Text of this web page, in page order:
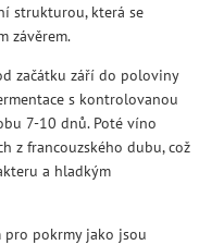
strukturou, která se
závěrem.
začátku září do poloviny
s kontrolovanou
7-10 dnů. Poté víno
z francouzského dubu, což
a hladkým
pro pokrmy jako jsou